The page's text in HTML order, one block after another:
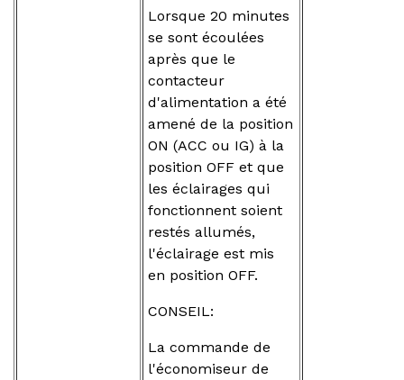
Lorsque 20 minutes
se sont écoulées
après que le
contacteur
d'alimentation a été
amené de la position
ON (ACC ou IG) à la
position OFF et que
les éclairages qui
fonctionnent soient
restés allumés,
l'éclairage est mis
en position OFF.
CONSEIL:
La commande de
l'économiseur de